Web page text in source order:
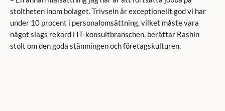
stoltheten inom bolaget. Trivseln är exceptionellt god vi har
under 10 procent i personalomsättning, vilket måste vara
något slags rekord i IT-konsultbranschen, berättar Rashin
stolt om den goda stämningen och företagskulturen.